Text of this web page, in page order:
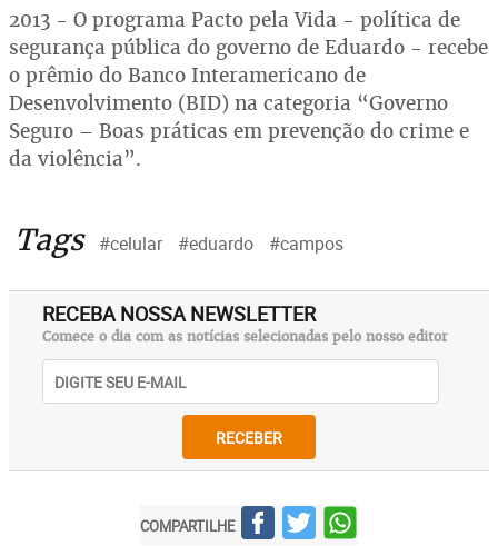
2013 - O programa Pacto pela Vida - política de
segurança pública do governo de Eduardo - recebe
o prêmio do Banco Interamericano de
Desenvolvimento (BID) na categoria “Governo
Seguro – Boas práticas em prevenção do crime e
da violência”.
Tags #celular #eduardo #campos
RECEBA NOSSA NEWSLETTER
Comece o dia com as notícias selecionadas pelo nosso editor
RECEBER
COMPARTILHE